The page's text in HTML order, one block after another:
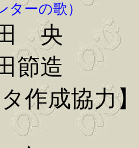
ターの歌）
田 央
節造
作成協力